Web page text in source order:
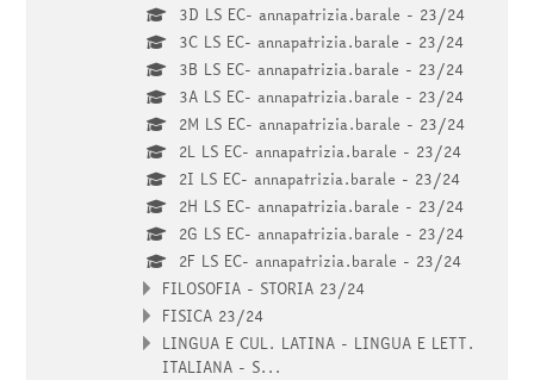
3D LS EC- annapatrizia.barale - 23/24
3C LS EC- annapatrizia.barale - 23/24
3B LS EC- annapatrizia.barale - 23/24
3A LS EC- annapatrizia.barale - 23/24
2M LS EC- annapatrizia.barale - 23/24
2L LS EC- annapatrizia.barale - 23/24
2I LS EC- annapatrizia.barale - 23/24
2H LS EC- annapatrizia.barale - 23/24
2G LS EC- annapatrizia.barale - 23/24
2F LS EC- annapatrizia.barale - 23/24
FILOSOFIA - STORIA 23/24
FISICA 23/24
LINGUA E CUL. LATINA - LINGUA E LETT.
ITALIANA - S...